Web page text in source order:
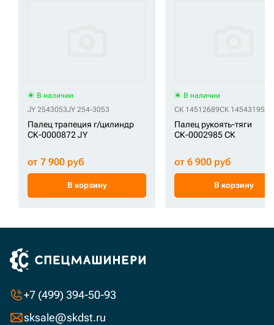
В наличии
JY 2543053JY 254-3053
Палец трапеция г/цилиндр
СК-0000872 JY
от 7 900 руб
В корзину
В наличии
СК 14512689СК 14543195
Палец рукоять-тяги
СК-0002985 СК
от 6 900 руб
В корзину
+7 (499) 394-50-93
sksale@skdst.ru